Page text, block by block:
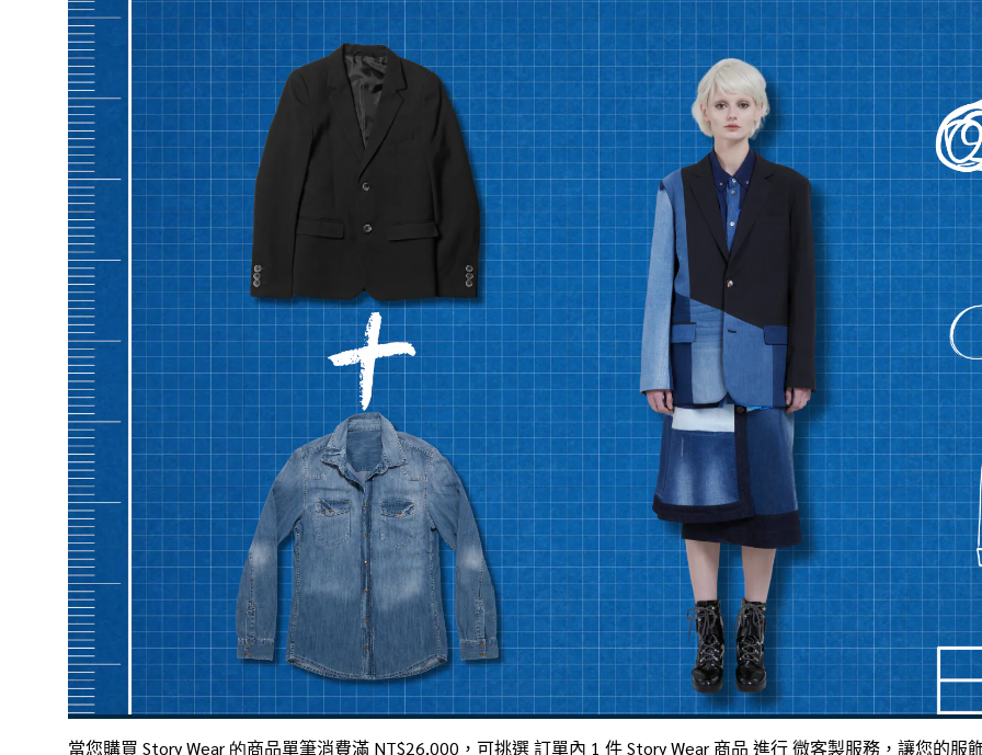
當您購買 StoryWear 的商品單筆消費滿 NT$26,000，可挑選 訂單內 1 件 Story Wear 商品 進行 微客製服務，讓您的